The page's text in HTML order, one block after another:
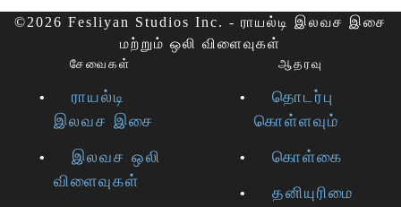
©2026 Fesliyan Studios Inc. - ராயல்டி இலவச இசை
மற்றும் ஒலி விளைவுகள்
சேவைகள்
ராயல்டி
இலவச இசை
இலவச ஒலி
விளைவுகள்
ஆதரவு
தொடர்பு
கொள்ளவும்
கொள்கை
தனியுரிமை